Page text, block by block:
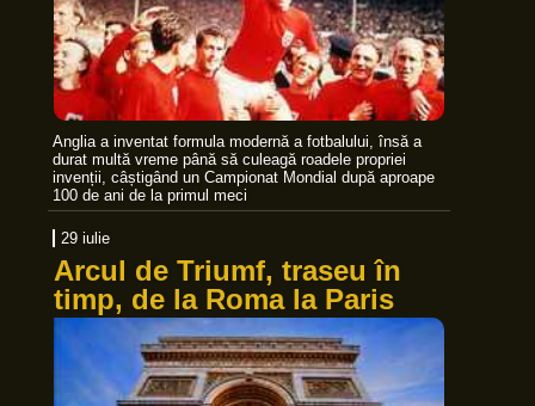
Anglia a inventat formula modernă a fotbalului, însă a
durat multă vreme până să culeagă roadele propriei
invenții, câștigând un Campionat Mondial după aproape
100 de ani de la primul meci
29 iulie
Arcul de Triumf, traseu în
timp, de la Roma la Paris